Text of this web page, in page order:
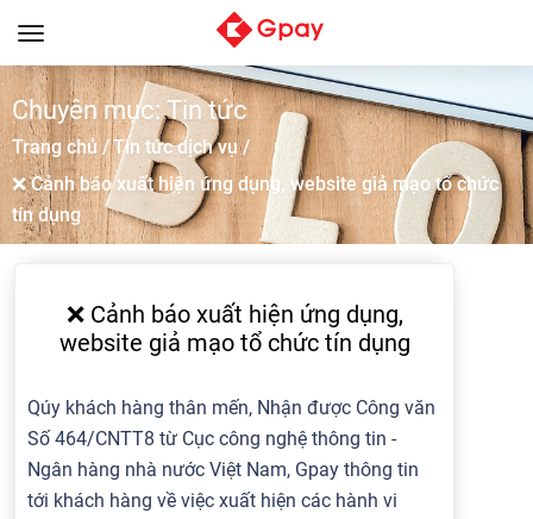
Toggle
Chuyên mục: Tin tức
Trang chủ /Tin tức dịch vụ /
❌ Cảnh báo xuất hiện ứng dụng, website giả mạo tổ chức
tín dụng
❌ Cảnh báo xuất hiện ứng dụng,
website giả mạo tổ chức tín dụng
Qúy khách hàng thân mến, Nhận được Công văn
Số 464/CNTT8 từ Cục công nghệ thông tin -
Ngân hàng nhà nước Việt Nam, Gpay thông tin
tới khách hàng về việc xuất hiện các hành vi